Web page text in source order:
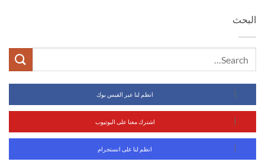
البحث
انظم لنا عبر الفيس بوك
اشترك معنا على اليوتيوب
انظم لنا على انستجرام